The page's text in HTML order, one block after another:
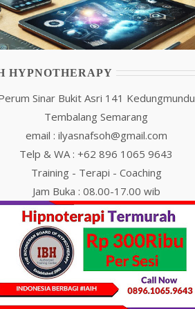
HYPNOTHERAPY
Sinar Bukit Asri 141 Kedungmundu
Tembalang Semarang
email : ilyasnafsoh@gmail.com
Telp & WA : +62 896 1065 9643
Training - Terapi - Coaching
Jam Buka : 08.00-17.00 wib